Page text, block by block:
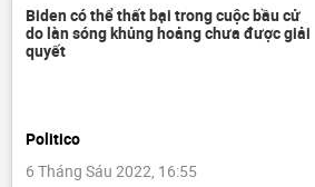
Châu Âu
Liên minh châu Âu
Chính trị
Kinh tế
Biden có thể thất bại trong cuộc bầu cử
do làn sóng khủng hoảng chưa được giải
quyết
Politico
6 Tháng Sáu 2022, 16:55